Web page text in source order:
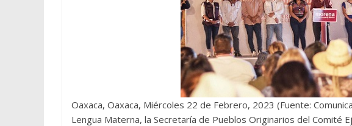
Oaxaca, Oaxaca, Miércoles 22 de Febrero, 2023 (Fuente:
Lengua Materna, la Secretaría de Pueblos Originarios del Comité